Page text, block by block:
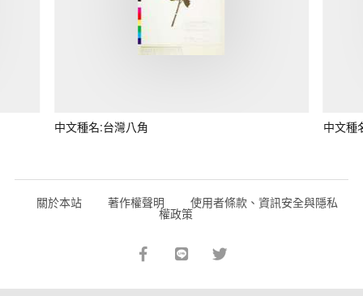
中文種名:台灣八角 中文種
關於本站 著作權聲明 使用者條款、資訊安全與隱私
權政策